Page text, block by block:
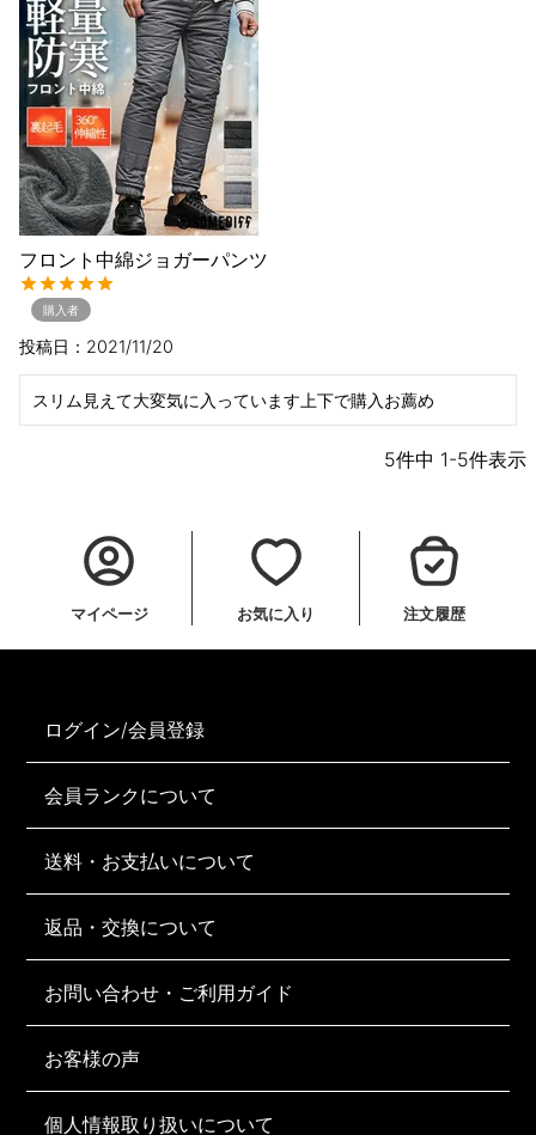
フロント中綿ジョガーパンツ
購入者
投稿日 2021/11/20
スリム見えて大変気に入っています上下で購入お薦め
5件中 1-5件表示
マイページ お気に入り 注文履歴
ログイン/会員登録
会員ランクについて
送料・お支払いについて
返品・交換について
お問い合わせ・ご利用ガイド
お客様の声
個人情報取り扱いについて